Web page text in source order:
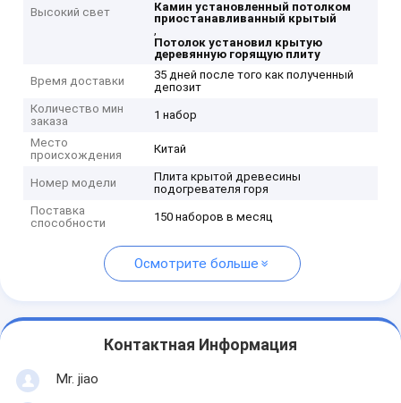
Высокий свет
Камин установленный потолком
приостанавливанный крытый
,
Потолок установил крытую
деревянную горящую плиту
Время доставки
35 дней после того как полученный
депозит
Количество мин
заказа
1 набор
Место
происхождения
Китай
Номер модели
Плита крытой древесины
подогревателя горя
Поставка
способности
150 наборов в месяц
Осмотрите больше
Контактная Информация
Mr. jiao